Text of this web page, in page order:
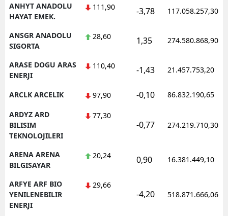
Yalova
Osmaniye
Düzce
ANHYT ANADOLU
HAYAT EMEK.
111,90 -3,78 117.058.257,30
ANSGR ANADOLU
SIGORTA
28,60 1,35 274.580.868,90
ARASE DOGU ARAS
ENERJI
110,40 -1,43 21.457.753,20
ARCLK ARCELIK 97,90 -0,10 86.832.190,65
ARDYZ ARD
BILISIM
TEKNOLOJILERI
77,30
-0,77 274.219.710,30
ARENA ARENA
BILGISAYAR
20,24 0,90 16.381.449,10
ARFYE ARF BIO
YENILENEBILIR
ENERJI
29,66
-4,20 518.871.666,06